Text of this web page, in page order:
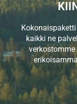
kaikki ne